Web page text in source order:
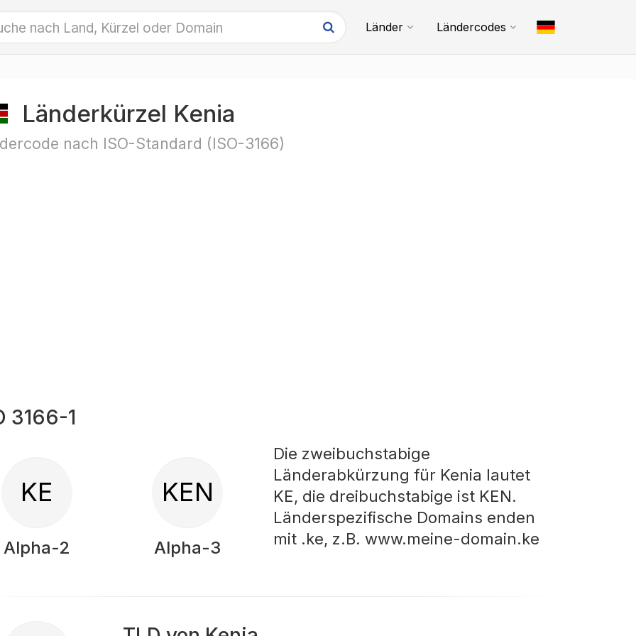
Länder Ländercodes
Länderkürzel Kenia
nach ISO-Standard (ISO-3166)
3166-1
KE
Alpha-2
KEN
Alpha-3
Die zweibuchstabige
Länderabkürzung für Kenia lautet
KE, die dreibuchstabige ist KEN.
Länderspezifische Domains enden
mit .ke, z.B. www.meine-domain.ke